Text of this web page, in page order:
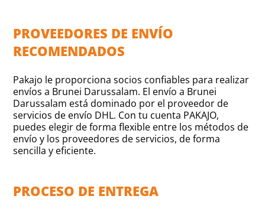
PROVEEDORES DE ENVÍO
RECOMENDADOS
Pakajo le proporciona socios confiables para realizar
envíos a Brunei Darussalam. El envío a Brunei
Darussalam está dominado por el proveedor de
servicios de envío DHL. Con tu cuenta PAKAJO,
puedes elegir de forma flexible entre los métodos de
envío y los proveedores de servicios, de forma
sencilla y eficiente.
PROCESO DE ENTREGA